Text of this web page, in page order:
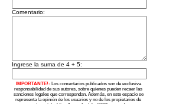
Comentario:
Ingrese la suma de 4 + 5:
IMPORTANTE!: Los comentarios publicados son de exclusiva
responsabilidad de sus autores, sobre quienes pueden recaer las
sanciones legales que correspondan. Además, en este espacio se
representa la opinión de los usuarios y no de los propietarios de